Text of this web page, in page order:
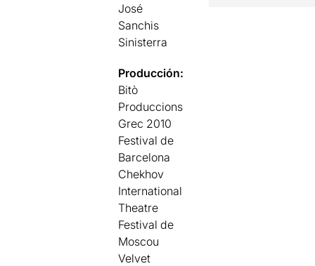
José
Sanchis
Sinisterra
Producción:
Bitò
Produccions
Grec 2010
Festival de
Barcelona
Chekhov
International
Theatre
Festival de
Moscou
Velvet